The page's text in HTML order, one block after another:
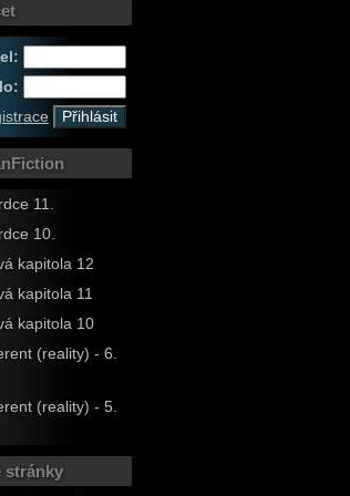
11.
10.
kapitola 12
kapitola 11
kapitola 10
(reality) - 6.
(reality) - 5.
stránky